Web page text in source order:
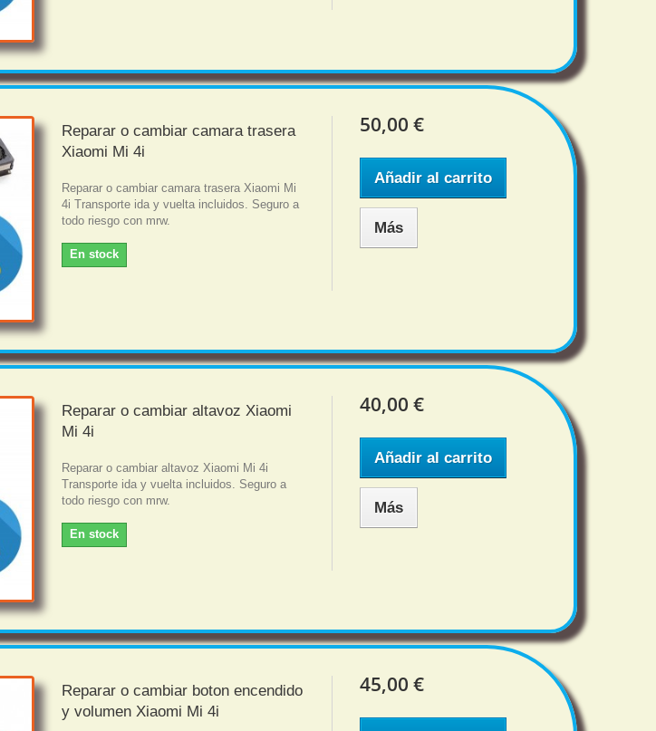
Reparar o cambiar camara trasera
Xiaomi Mi 4i
Reparar o cambiar camara trasera Xiaomi Mi
4i Transporte ida y vuelta incluidos. Seguro a
todo riesgo con mrw.
En stock
50,00 €
Añadir al carrito
Más
Reparar o cambiar altavoz Xiaomi
Mi 4i
Reparar o cambiar altavoz Xiaomi Mi 4i
Transporte ida y vuelta incluidos. Seguro a
todo riesgo con mrw.
En stock
40,00 €
Añadir al carrito
Más
Reparar o cambiar boton encendido
y volumen Xiaomi Mi 4i
45,00 €